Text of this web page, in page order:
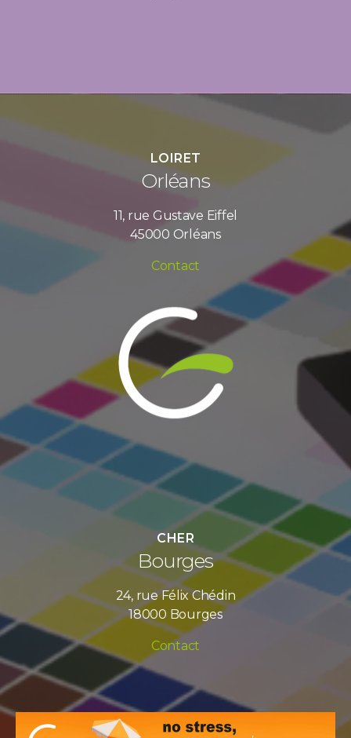
LOIRET
Orléans
11, rue Gustave Eiffel
45000 Orléans
Contact
CHER
Bourges
24, rue Félix Chédin
18000 Bourges
Contact